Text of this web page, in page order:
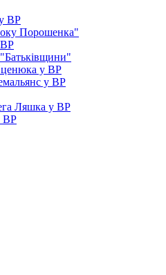
ВР
Порошенка"
у ВР
у ВР
Ляшка у ВР
ВР